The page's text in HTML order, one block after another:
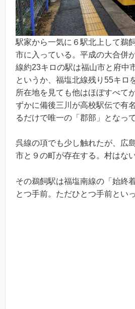
駅家から一気に６駅北上して鵜
市に入っている。平成の大合併
線約23キロの駅は福山市と府中
というか、福塩北線残り55キロ
所在地を見ても他はほぼすべて
ずかに備後三川が高校駅伝で有
るだけで唯一の「郡部」となって
呉線の項でも少し触れたが、広
市と９の町が存在する。村はな
その鵜飼駅は福塩南線の「始終
とつ手前。ただひとつ手前とい